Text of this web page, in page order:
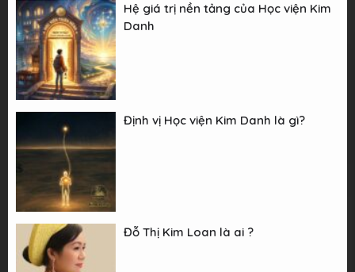
Hệ giá trị nền tảng của Học viện Kim
Danh
Định vị Học viện Kim Danh là gì?
Đỗ Thị Kim Loan là ai ?